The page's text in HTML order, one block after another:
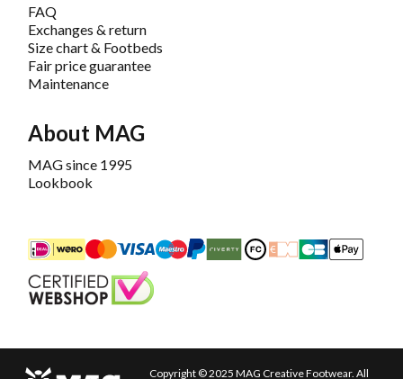
FAQ
Exchanges & return
Size chart & Footbeds
Fair price guarantee
Maintenance
About MAG
MAG since 1995
Lookbook
iDEALMastercardBancontact
Maestro
PayPalRiverty/Afterpay
FashionCheque
Overboeking
CarteApple
Copyright © 2025 MAG Creative Footwear. All